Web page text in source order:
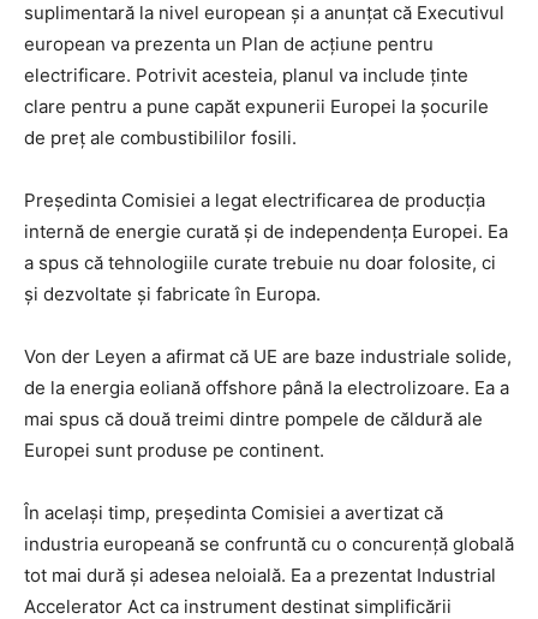
suplimentară la nivel european și a anunțat că Executivul
european va prezenta un Plan de acțiune pentru
electrificare. Potrivit acesteia, planul va include ținte
clare pentru a pune capăt expunerii Europei la șocurile
de preț ale combustibililor fosili.
Președinta Comisiei a legat electrificarea de producția
internă de energie curată și de independența Europei. Ea
a spus că tehnologiile curate trebuie nu doar folosite, ci
și dezvoltate și fabricate în Europa.
Von der Leyen a afirmat că UE are baze industriale solide,
de la energia eoliană offshore până la electrolizoare. Ea a
mai spus că două treimi dintre pompele de căldură ale
Europei sunt produse pe continent.
În același timp, președinta Comisiei a avertizat că
industria europeană se confruntă cu o concurență globală
tot mai dură și adesea neloială. Ea a prezentat Industrial
Accelerator Act ca instrument destinat simplificării